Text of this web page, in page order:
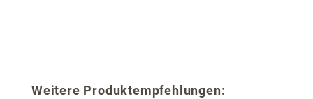
Produktgalerie überspringen
Weitere Produktempfehlungen: